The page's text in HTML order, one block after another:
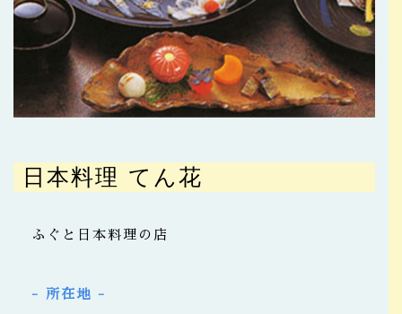
日本料理 てん花
ふぐと日本料理の店
- 所在地 -